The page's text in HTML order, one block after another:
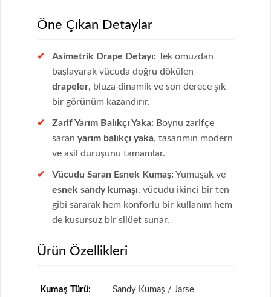
Öne Çıkan Detaylar
Asimetrik Drape Detayı: Tek omuzdan
başlayarak vücuda doğru dökülen
drapeler, bluza dinamik ve son derece şık
bir görünüm kazandırır.
Zarif Yarım Balıkçı Yaka: Boynu zarifçe
saran yarım balıkçı yaka, tasarımın modern
ve asil duruşunu tamamlar.
Vücudu Saran Esnek Kumaş: Yumuşak ve
esnek sandy kumaşı, vücudu ikinci bir ten
gibi sararak hem konforlu bir kullanım hem
de kusursuz bir silüet sunar.
Ürün Özellikleri
Kumaş Türü: Sandy Kumaş / Jarse